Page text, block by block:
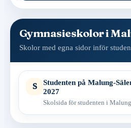
Gymnasieskolor i
Skolor med egna sidor inför
S
Studenten på Malung-
2027
Skolsida för studenten i